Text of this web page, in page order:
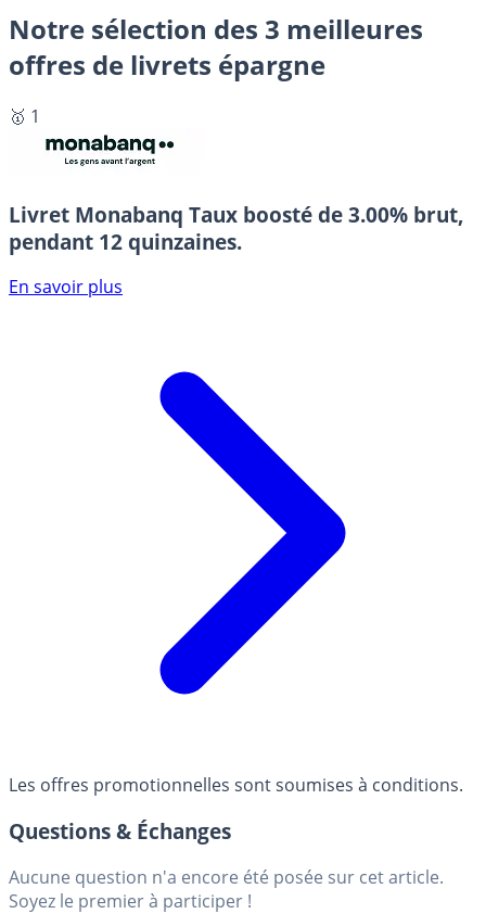
Notre sélection des 3 meilleures
offres de livrets épargne
🥇 1
Livret Monabanq Taux boosté de 3.00% brut,
pendant 12 quinzaines.
En savoir plus
Les offres promotionnelles sont soumises à conditions.
Questions & Échanges
Aucune question n'a encore été posée sur cet article.
Soyez le premier à participer !